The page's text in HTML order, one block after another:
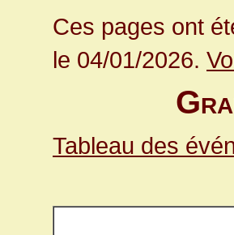
Ces pages ont
le 04/01/2026.
Tableau des